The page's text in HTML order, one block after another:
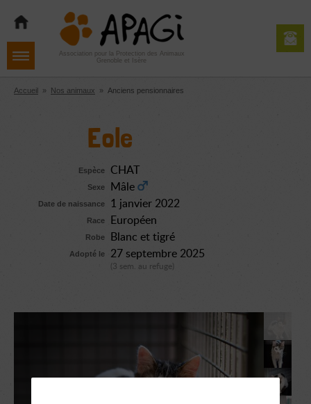
navigation
contenu
Aller
pied
de
Association pour la Protection des Animaux
Grenoble et Isère
Accueil » Nos animaux » Anciens pensionnaires
Eole
Espèce CHAT
Sexe Mâle
Date de naissance 1 janvier 2022
Race Européen
Robe Blanc et tigré
Adopté le 27 septembre 2025
(3 sem. au refuge)